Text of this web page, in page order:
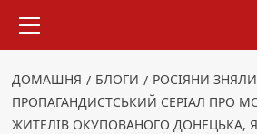
меню
ДОМАШНЯ БЛОГИ
РОСІЯНИ ЗНЯЛИ
ПРОПАГАНДИСТСЬКИЙ СЕРІАЛ ПРО
ЖИТЕЛІВ ОКУПОВАНОГО ДОНЕЦЬКА,